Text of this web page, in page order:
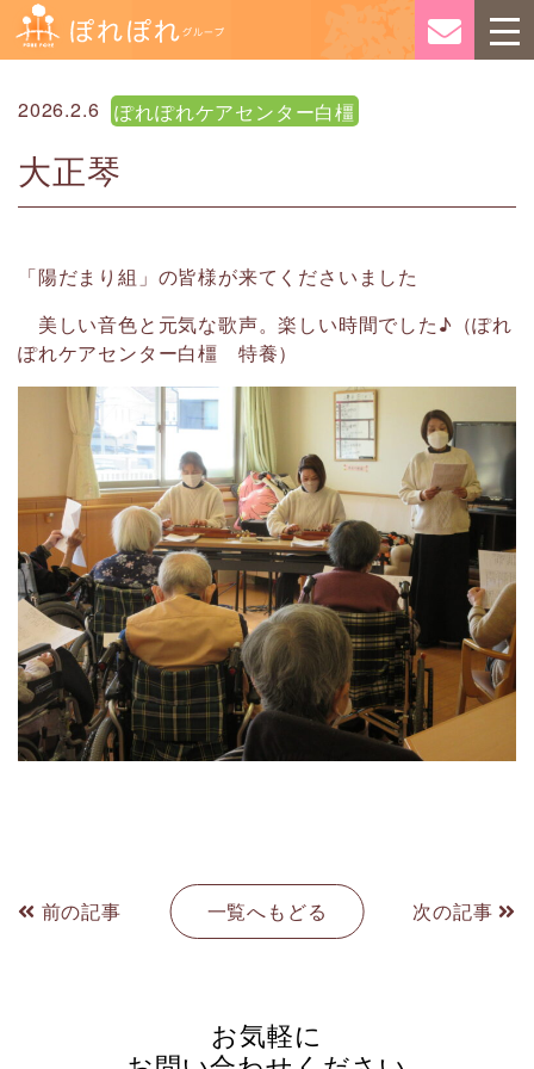
2026.2.6 ぽれぽれケアセンター白橿
大正琴
「陽だまり組」の皆様が来てくださいました
美しい音色と元気な歌声。楽しい時間でした♪（ぽれ
ぽれケアセンター白橿 特養）
前の記事 一覧へもどる 次の記事
お気軽に